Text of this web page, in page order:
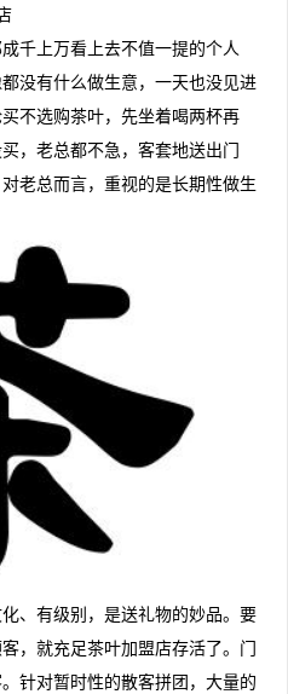
千上万看上去不值一提的个人
没有什么做生意，一天也没见进
不选购茶叶，先坐着喝两杯再
，老总都不急，客套地送出门
老总而言，重视的是长期性做生
、有级别，是送礼物的妙品。要
，就充足茶叶加盟店存活了。门
针对暂时性的散客拼团，大量的